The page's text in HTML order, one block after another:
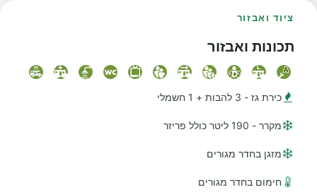
ציוד ואבזור
תכונות ואבזור
כירת גז - 3 להבות + 1 חשמלי
מקרר - 190 ליטר כולל פריזר
מזגן בחדר מגורים
חימום בחדר מגורים